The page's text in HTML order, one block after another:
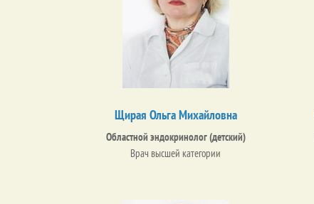
Щирая Ольга Михайловна
Областной эндокринолог (детский)
Врач высшей категории